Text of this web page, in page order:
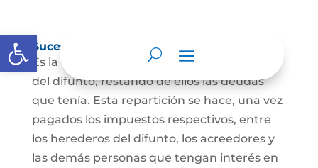
Abrir barra de herramientas
Sucesión de bienes por causa de muerte
Es la que se hace para repartir los bienes
del difunto, restando de ellos las deudas
que tenía. Esta repartición se hace, una vez
pagados los impuestos respectivos, entre
los herederos del difunto, los acreedores y
las demás personas que tengan interés en